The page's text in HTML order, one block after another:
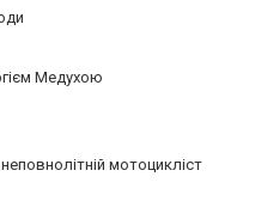
Медухою
мотоцикліст